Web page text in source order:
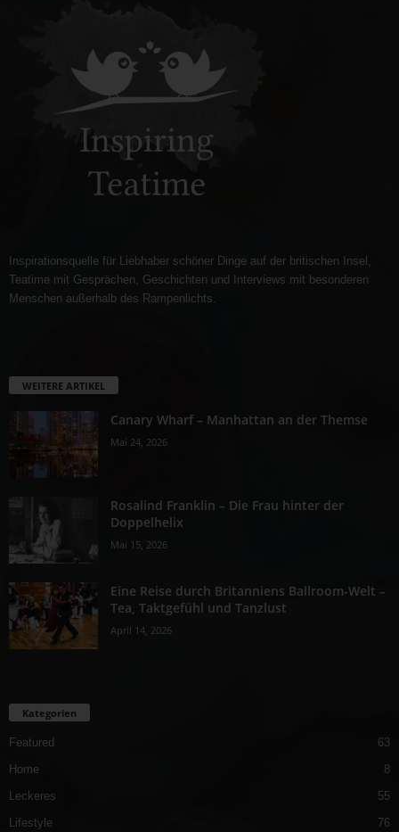
Inspirationsquelle für Liebhaber schöner Dinge auf der britischen Insel,
Teatime mit Gesprächen, Geschichten und Interviews mit besonderen
Menschen außerhalb des Rampenlichts.
WEITERE ARTIKEL
Canary Wharf – Manhattan an der Themse
Mai 24, 2026
Rosalind Franklin – Die Frau hinter der
Doppelhelix
Mai 15, 2026
Eine Reise durch Britanniens Ballroom-Welt –
Tea, Taktgefühl und Tanzlust
April 14, 2026
Kategorien
Featured
63
Home
8
Leckeres
55
Lifestyle
76